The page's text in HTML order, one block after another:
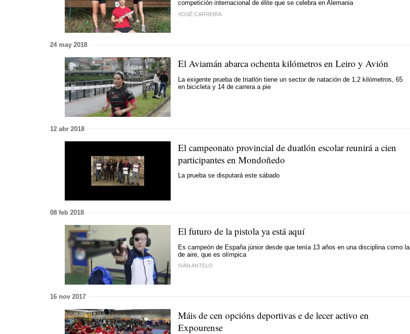
competición internacional de élite que se celebra en Alemania
XOSÉ CARREIRA
24 may 2018
El Aviamán abarca ochenta kilómetros en Leiro y Avión
La exigente prueba de triatlón tiene un sector de natación de 1,2 kilómetros, 65
en bicicleta y 14 de carrera a pie
12 abr 2018
El campeonato provincial de duatlón escolar reunirá a cien
participantes en Mondoñedo
La prueba se disputará este sábado
08 feb 2018
El futuro de la pistola ya está aquí
Es campeón de España júnior desde que tenía 13 años en una disciplina como la
de aire, que es olímpica
IVÁN ANTELO
16 nov 2017
Máis de cen opcións deportivas e de lecer activo en
Expourense